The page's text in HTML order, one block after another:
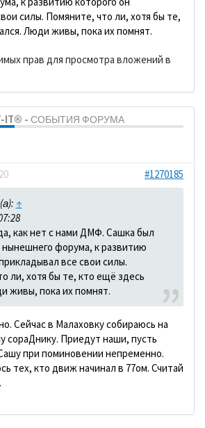
силы. Помяните, что ли, хотя бы те,
Люди живы, пока их помнят.
прав для просмотра вложений в
IT® - СОБЫТИЯ ФОРУМА
#1270185
↑
как нет с нами ДМФ. Сашка был
форума, к развитию
все свои силы.
ли, хотя бы те, кто ещё здесь
живы, пока их помнят.
Сейчас в Малаховку собираюсь на
сораДнику. Приедут наши, пусть
при поминовении непременно.
тех, кто движ начинал в 77ом. Считай